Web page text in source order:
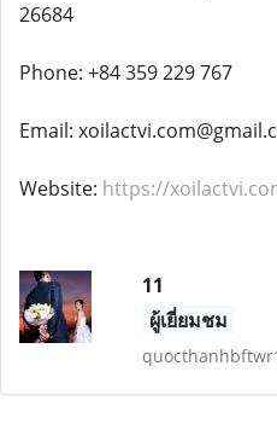
26684
Phone: +84 359 229 767
Email:
Website: https://
11
ผู้เยี่ยมชม